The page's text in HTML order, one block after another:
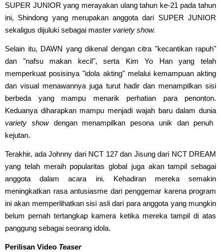
SUPER JUNIOR yang merayakan ulang tahun ke-21 pada tahun
ini, Shindong yang merupakan anggota dari SUPER JUNIOR
sekaligus dijuluki sebagai master variety show.
Selain itu, DAWN yang dikenal dengan citra "kecantikan rapuh"
dan "nafsu makan kecil", serta Kim Yo Han yang telah
memperkuat posisinya "idola akting" melalui kemampuan akting
dan visual menawannya juga turut hadir dan menampilkan sisi
berbeda yang mampu menarik perhatian para penonton.
Keduanya diharapkan mampu menjadi wajah baru dalam dunia
variety showdengan menampilkan pesona unik dan penuh
kejutan.
Terakhir, ada Johnny dari NCT 127 dan Jisung dari NCT DREAM
yang telah meraih popularitas global juga akan tampil sebagai
anggota dalam acara ini. Kehadiran mereka semakin
meningkatkan rasa antusiasme dari penggemar karena program
ini akan memperlihatkan sisi asli dari para anggota yang mungkin
belum pernah tertangkap kamera ketika mereka tampil di atas
panggung sebagai seorang idola.
Perilisan Video Teaser